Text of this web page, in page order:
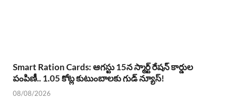
Smart Ration Cards: ఆగస్టు 15న స్మార్ట్ రేషన్ కార్డుల
పంపిణీ.. 1.05 కోట్ల కుటుంబాలకు గుడ్ న్యూస్!
08/08/2026